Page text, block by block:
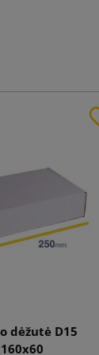
dėžutė D15